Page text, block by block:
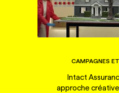
CAMPAGNES
Intact
approche